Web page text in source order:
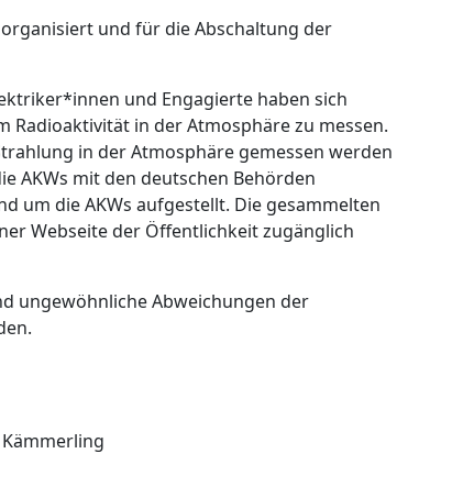
und für die Abschaltung der
und Engagierte haben sich
in der Atmosphäre zu messen.
in der Atmosphäre gemessen werden
AKWs mit den deutschen Behörden
um die AKWs aufgestellt. Die gesammelten
Webseite der Öffentlichkeit zugänglich
ungewöhnliche Abweichungen der